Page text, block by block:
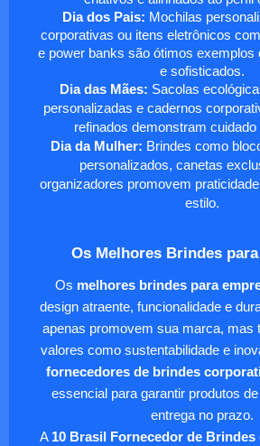
Dia dos Pais: Mochilas
corporativas ou itens eletrônicos
e power banks são ótimos exemplos
e sofisticados.
Dia das Mães: Sacolas
personalizadas e cadernos
refinados demonstram cuidado
Dia da Mulher: Brindes como
personalizados, canetas
organizadores promovem
estilo.
Os Melhores Brindes
Os melhores brindes para
design atraente, funcionalidade e
apenas promovem sua marca, mas
valores como sustentabilidade e
fornecedores de brindes
essencial para garantir produtos
entrega no prazo.
A 10 Brasil Fornecedor de Brindes